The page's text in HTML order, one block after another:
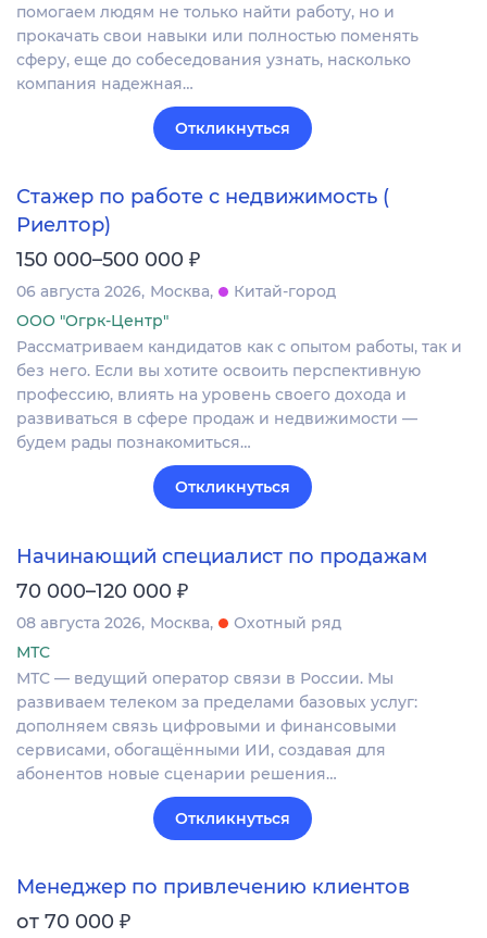
помогаем людям не только найти работу, но и
прокачать свои навыки или полностью поменять
сферу, еще до собеседования узнать, насколько
компания надежная…
Откликнуться
Стажер по работе с недвижимость (
Риелтор)
150 000–500 000 ₽
06 августа 2026 Москва
Китай-город
ООО "Огрк-Центр"
Рассматриваем кандидатов как с опытом работы, так и
без него. Если вы хотите освоить перспективную
профессию, влиять на уровень своего дохода и
развиваться в сфере продаж и недвижимости —
будем рады познакомиться…
Откликнуться
Начинающий специалист по продажам
70 000–120 000 ₽
08 августа 2026 Москва
Охотный ряд
МТС
МТС — ведущий оператор связи в России. Мы
развиваем телеком за пределами базовых услуг:
дополняем связь цифровыми и финансовыми
сервисами, обогащёнными ИИ, создавая для
абонентов новые сценарии решения…
Откликнуться
Менеджер по привлечению клиентов
от 70 000 ₽